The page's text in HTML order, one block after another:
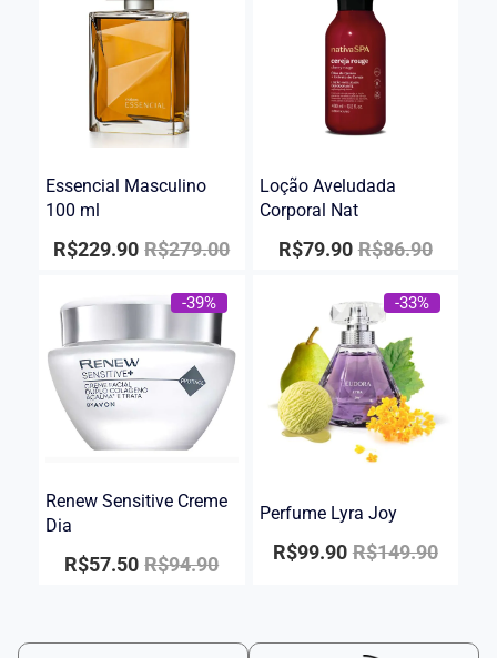
Essencial Masculino
100 ml
R$279.00
R$229.90
Loção Aveludada
Corporal Nat
R$86.90
R$79.90
-39%
Renew Sensitive Creme
Dia
R$94.90
R$57.50
-33%
Perfume Lyra Joy
R$149.90
R$99.90